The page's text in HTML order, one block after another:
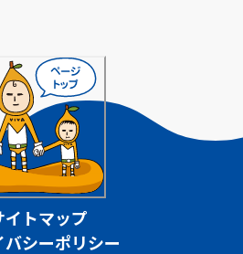
イトマップ
バシーポリシー